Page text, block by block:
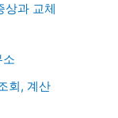
상과 교체
회, 계산